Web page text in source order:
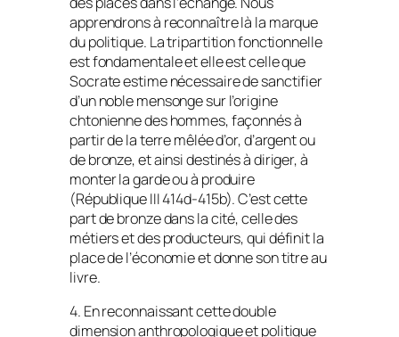
apprendrons à reconnaître là la marque
du politique. La tripartition fonctionnelle
est fondamentale et elle est celle que
Socrate estime nécessaire de sanctifier
d’un noble mensonge sur l’origine
chtonienne des hommes, façonnés à
partir de la terre mêlée d’or, d’argent ou
de bronze, et ainsi destinés à diriger, à
monter la garde ou à produire
(RépubliqueIII 414d-415b). C’est cette
part de bronze dans la cité, celle des
métiers et des producteurs, qui définit la
place de l’économie et donne son titre au
livre.
4. En reconnaissant cette double
dimension anthropologique et politique